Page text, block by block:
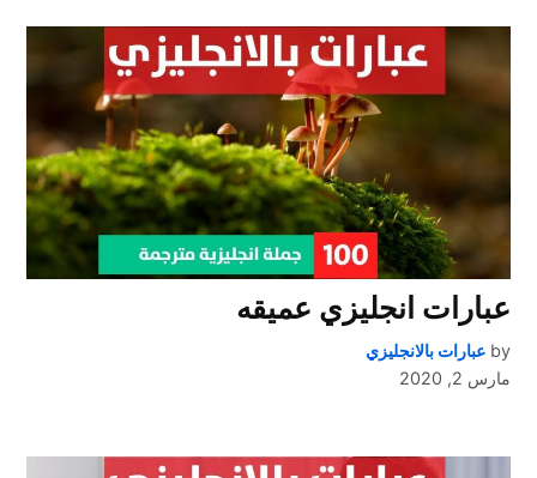
عبارات انجليزي عميقه
by عبارات بالانجليزي
مارس 2, 2020